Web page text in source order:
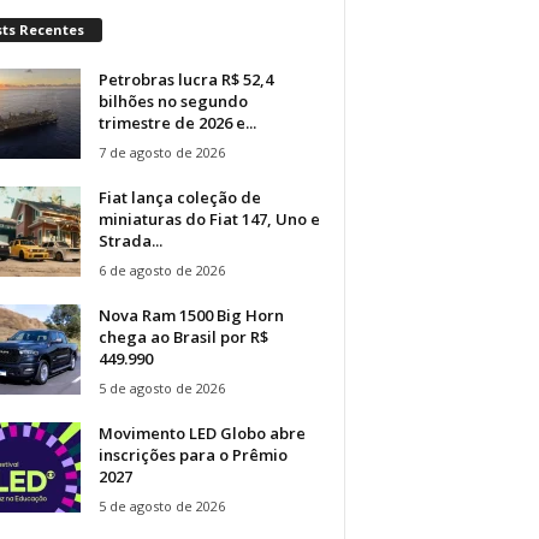
Recentes
Petrobras lucra R$ 52,4
bilhões no segundo
trimestre de 2026 e...
7 de agosto de 2026
Fiat lança coleção de
miniaturas do Fiat 147, Uno e
Strada...
6 de agosto de 2026
Nova Ram 1500 Big Horn
chega ao Brasil por R$
449.990
5 de agosto de 2026
Movimento LED Globo abre
inscrições para o Prêmio
2027
5 de agosto de 2026